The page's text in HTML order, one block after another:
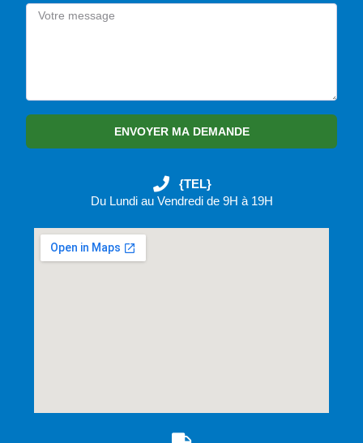
ENVOYER MA DEMANDE
{TEL}
Du Lundi au Vendredi de 9H à 19H